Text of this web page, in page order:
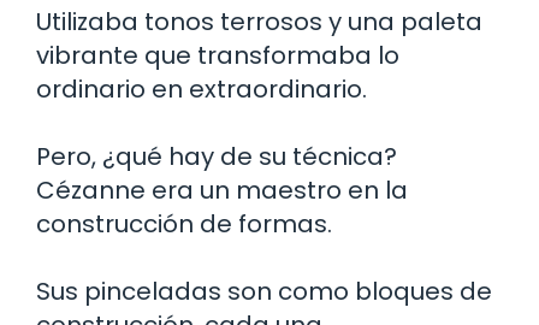
Utilizaba tonos terrosos y una paleta
vibrante que transformaba lo
ordinario en extraordinario.
Pero, ¿qué hay de su técnica?
Cézanne era un maestro en la
construcción de formas.
Sus pinceladas son como bloques de